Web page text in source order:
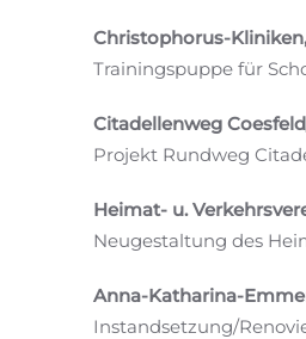
Christophorus-
Trainingspuppe für
Citadellenweg
Projekt Rundweg
Heimat- u.
Neugestaltung des
Anna-Katharina-
Instandsetzung/